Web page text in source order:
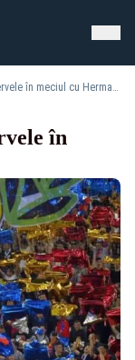
De ce a jucat FCSB cu rezervele în meciul cu Hermannstadt
în